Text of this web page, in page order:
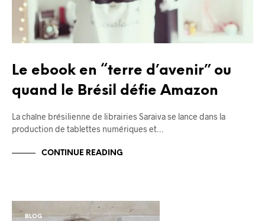
Le ebook en “terre d’avenir” ou
quand le Brésil défie Amazon
La chaîne brésilienne de librairies Saraiva se lance dans la
production de tablettes numériques et…
CONTINUE READING
BLOG